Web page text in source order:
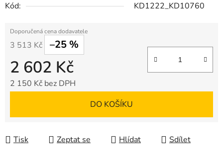
Kód:
KD1222_KD10760
3 513 Kč –25 %
2 602 Kč
2 150 Kč bez DPH
DO KOŠÍKU
Tisk Zeptat se Hlídat Sdílet